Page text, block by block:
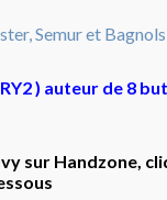
) auteur de 8
sur Handzone,